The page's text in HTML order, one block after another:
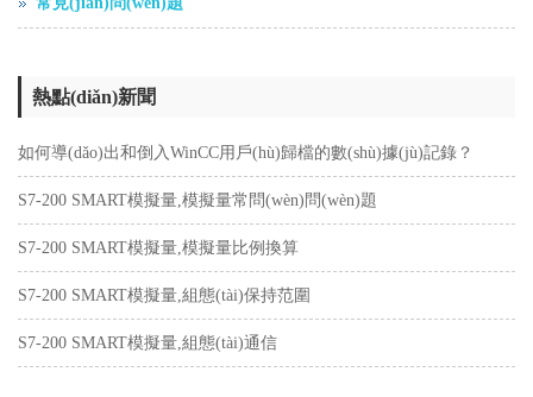
熱點(diǎn)新聞
如何導(dǎo)出和倒入WinCC用戶(hù)歸檔的數(shù)據(jù)記錄？
S7-200 SMART模擬量,模擬量常問(wèn)問(wèn)題
S7-200 SMART模擬量,模擬量比例換算
S7-200 SMART模擬量,組態(tài)保持范圍
S7-200 SMART模擬量,組態(tài)通信